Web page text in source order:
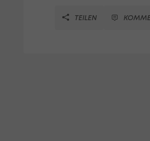
TEILEN